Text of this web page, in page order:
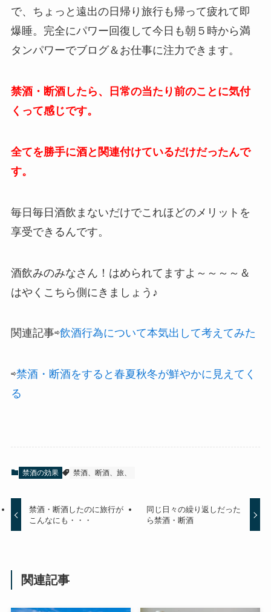
で、ちょっと遠出の日帰り旅行も帰って疲れて即
爆睡。完全にパワー回復して今日も朝５時から満
タンパワーでブログ＆お仕事に注力できます。
禁酒・断酒したら、日常の当たり前のことに気付
くって感じです。
全てを勝手に酒と関連付けているだけだったんで
す。
毎日毎日酒飲まないだけでこれほどのメリットを
享受できるんです。
酒飲みのみなさん！はめられてますよ～～～～＆
はやくこちら側にきましょう♪
関連記事⇨飲酒行為について本気出して考えてみた
⇨禁酒・断酒をすると春夏秋冬が鮮やかに見えてく
る
禁酒の効果 禁酒、断酒、旅、
禁酒・断酒したのに旅行が
こんなにも・・・
同じ日々の繰り返しだった
ら禁酒・断酒
関連記事